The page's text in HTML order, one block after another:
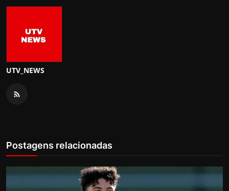
UTV_NEWS
Postagens relacionadas